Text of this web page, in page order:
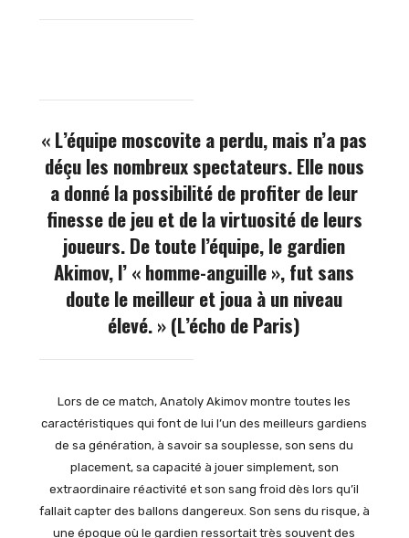
« L’équipe moscovite a perdu, mais n’a pas
déçu les nombreux spectateurs. Elle nous
a donné la possibilité de profiter de leur
finesse de jeu et de la virtuosité de leurs
joueurs. De toute l’équipe, le gardien
Akimov, l’ « homme-anguille », fut sans
doute le meilleur et joua à un niveau
élevé. » (L’écho de Paris)
Lors de ce match, Anatoly Akimov montre toutes les
caractéristiques qui font de lui l’un des meilleurs gardiens
de sa génération, à savoir sa souplesse, son sens du
placement, sa capacité à jouer simplement, son
extraordinaire réactivité et son sang froid dès lors qu’il
fallait capter des ballons dangereux. Son sens du risque, à
une époque où le gardien ressortait très souvent des